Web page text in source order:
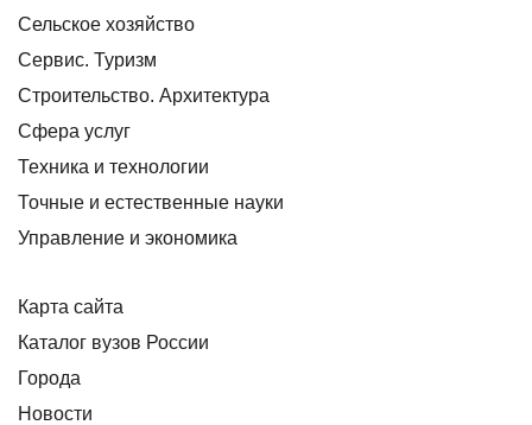
Сельское хозяйство
Сервис. Туризм
Строительство. Архитектура
Сфера услуг
Техника и технологии
Точные и естественные науки
Управление и экономика
Карта сайта
Каталог вузов России
Города
Новости